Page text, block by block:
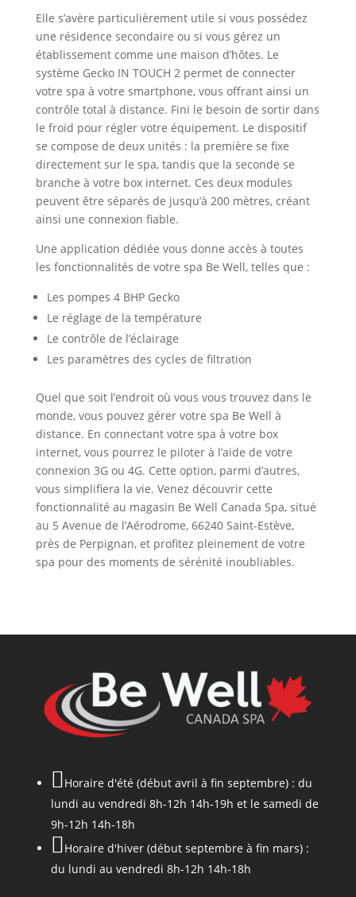
Elle s’avère particulièrement utile si vous possédez
une résidence secondaire ou si vous gérez un
établissement comme une maison d’hôtes. Le
système Gecko IN TOUCH 2 permet de connecter
votre spa à votre smartphone, vous offrant ainsi un
contrôle total à distance. Fini le besoin de sortir dans
le froid pour régler votre équipement. Le dispositif
se compose de deux unités : la première se fixe
directement sur le spa, tandis que la seconde se
branche à votre box internet. Ces deux modules
peuvent être séparés de jusqu’à 200 mètres, créant
ainsi une connexion fiable.
Une application dédiée vous donne accès à toutes
les fonctionnalités de votre spa Be Well, telles que :
Les pompes 4 BHP Gecko
Le réglage de la température
Le contrôle de l’éclairage
Les paramètres des cycles de filtration
Quel que soit l’endroit où vous vous trouvez dans le
monde, vous pouvez gérer votre spa Be Well à
distance. En connectant votre spa à votre box
internet, vous pourrez le piloter à l’aide de votre
connexion 3G ou 4G. Cette option, parmi d’autres,
vous simplifiera la vie. Venez découvrir cette
fonctionnalité au magasin Be Well Canada Spa, situé
au 5 Avenue de l’Aérodrome, 66240 Saint-Estève,
près de Perpignan, et profitez pleinement de votre
spa pour des moments de sérénité inoubliables.
Horaire d'été (début avril à fin septembre) : du
lundi au vendredi 8h-12h 14h-19h et le samedi de
9h-12h 14h-18h
Horaire d'hiver (début septembre à fin mars) :
du lundi au vendredi 8h-12h 14h-18h